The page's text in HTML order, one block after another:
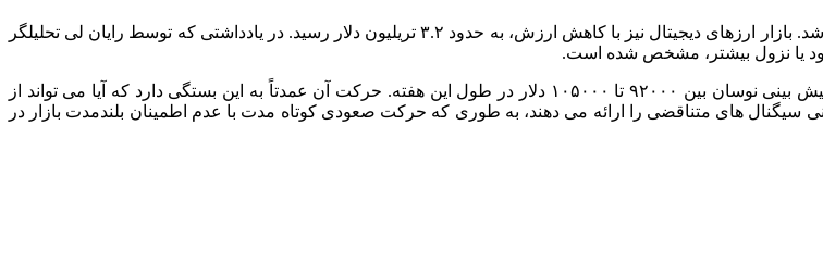
قیمت Bitcoin با نزول به زیر ۹۵۰۰۰ دلار، با کاهشی نزدیک به ۲ درصد در ۲۴ ساعت مواجه شد. بازار ارزهای دیجیتال نیز با کاهش ارزش، به حدود ۳.۲ تریلیون دلار رسید. در یادداشتی که توسط رایان لی تحلیلگر
بیت‌کوین تا تاریخ ۲۴ فوریه ۲۰۲۵ در محدوده تقریبی ۹۶۰۰۰ دلار در حال معامله است، با پیش‌ بینی نوسان بین ۹۲۰۰۰ تا ۱۰۵۰۰۰ دلار در طول این هفته. حرکت آن عمدتاً به این بستگی دارد که آیا می‌ تواند از
حمایتی ۹۴۰۰۰ دلاری بازگردد. شاخص‌ های فنی سیگنال‌ های متناقضی را ارائه می‌ دهند، به طوری که حرکت صعودی کوتاه‌ مدت با عدم اطمینان بلندمدت بازار در